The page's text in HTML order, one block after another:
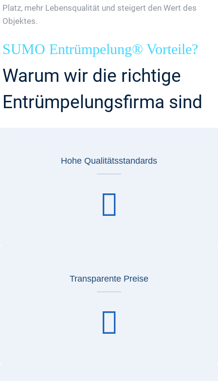
Platz, mehr Lebensqualität und steigert den Wert des
Objektes.
SUMO Entrümpelung® Vorteile?
Warum wir die richtige
Entrümpelungsfirma sind
Hohe Qualitätsstandards
Transparente Preise